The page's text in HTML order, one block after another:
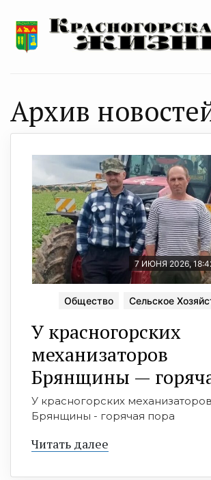
Архив
7 ИЮНЯ 2026,
Общество Сельское
У красногорских
механизаторов
Брянщины —
У красногорских механизаторов
Брянщины - горячая пора
Читать далее